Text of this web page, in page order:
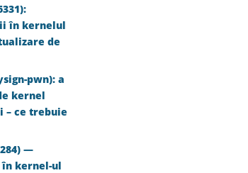
în kernelul
de
pwn): a
kernel
– ce trebuie
—
kernel-ul